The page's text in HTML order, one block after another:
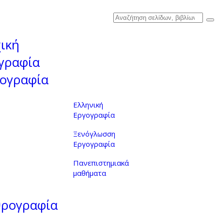
Ελληνική
Εργογραφία
Ξενόγλωσση
Εργογραφία
Πανεπιστημιακά
μαθήματα